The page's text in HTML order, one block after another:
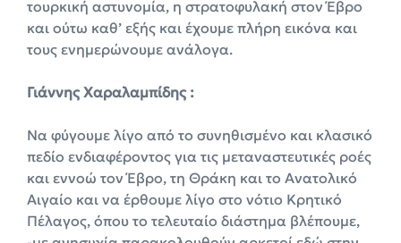
τουρκική αστυνομία, η στρατοφυλακή στον Έβρο
και ούτω καθ’ εξής και έχουμε πλήρη εικόνα και
τους ενημερώνουμε ανάλογα.
Γιάννης Χαραλαμπίδης :
Να φύγουμε λίγο από το συνηθισμένο και κλασικό
πεδίο ενδιαφέροντος για τις μεταναστευτικές ροές
και εννοώ τον Έβρο, τη Θράκη και το Ανατολικό
Αιγαίο και να έρθουμε λίγο στο νότιο Κρητικό
Πέλαγος, όπου το τελευταίο διάστημα βλέπουμε,